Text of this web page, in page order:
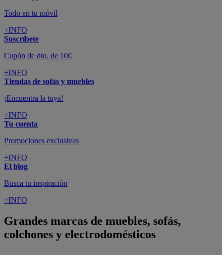
Todo en tu móvil
+INFO
Suscríbete
Cupón de dto. de 10€
+INFO
Tiendas de sofás y muebles
¡Encuentra la tuya!
+INFO
Tu cuenta
Promociones exclusivas
+INFO
El blog
Busca tu inspiración
+INFO
Grandes marcas de muebles, sofás,
colchones y electrodomésticos